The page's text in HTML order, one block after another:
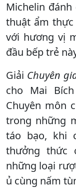
Michelin
thuật ẩm thực
với hương vị
đầu bếp trẻ
Giải Chuyên
cho Mai
Chuyên môn
trong những
táo bạo, khi
thưởng thức
những loại
ủ cùng nấm